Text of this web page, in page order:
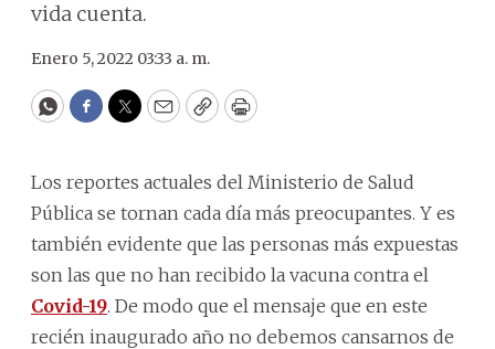
vida cuenta.
Enero 5, 2022 03:33 a. m.
WhatsApp
Facebook
Twitter
EmailCopyPrint
Los reportes actuales del Ministerio de Salud
Pública se tornan cada día más preocupantes. Y es
también evidente que las personas más expuestas
son las que no han recibido la vacuna contra el
Covid-19. De modo que el mensaje que en este
recién inaugurado año no debemos cansarnos de